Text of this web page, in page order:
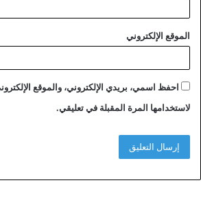
الموقع الإلكتروني
احفظ اسمي، بريدي الإلكتروني، والموقع
لاستخدامها المرة المقبلة في تعليقي.